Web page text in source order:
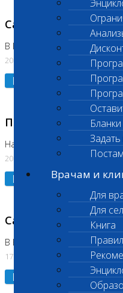
Врачам и
Для
Для
Книга
Санитарный день
В Коломне 20.07.2026
20.07.2026
Подробнее
Приостановлено
На Нагорной
20.07.2026
Подробнее
Санитарный день
В Бутово
17.07.2026
Подробнее